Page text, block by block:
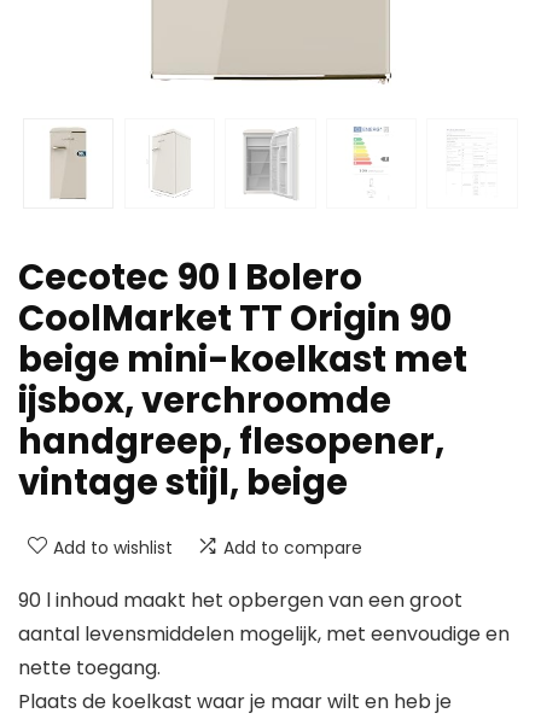
Cecotec 90 l Bolero
CoolMarket TT Origin 90
beige mini-koelkast met
ijsbox, verchroomde
handgreep, flesopener,
vintage stijl, beige
Add to wishlist Add to compare
90 l inhoud maakt het opbergen van een groot
aantal levensmiddelen mogelijk, met eenvoudige en
nette toegang.
Plaats de koelkast waar je maar wilt en heb je